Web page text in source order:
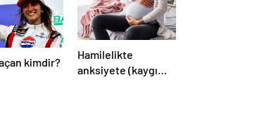
kimdir?
Hamilelikte
anksiyete (kaygı